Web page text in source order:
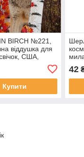
BIRCH №221,
віддушка для
США,
Купити
42